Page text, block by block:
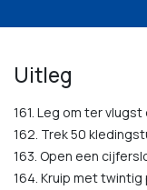
Uitleg
161. Leg om ter
162. Trek 50
163. Open een
164. Kruip met